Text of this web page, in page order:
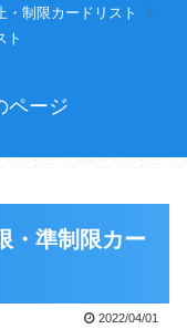
・制限カードリスト
ト
ページ
・準制限カー
2022/04/01